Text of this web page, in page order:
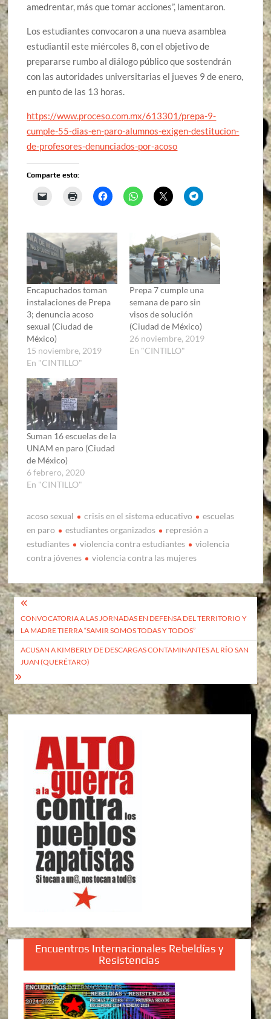
amedrentar, más que tomar acciones”, lamentaron.
Los estudiantes convocaron a una nueva asamblea
estudiantil este miércoles 8, con el objetivo de
prepararse rumbo al diálogo público que sostendrán
con las autoridades universitarias el jueves 9 de enero,
en punto de las 13 horas.
https://www.proceso.com.mx/613301/prepa-9-
cumple-55-dias-en-paro-alumnos-exigen-destitucion-
de-profesores-denunciados-por-acoso
Comparte esto:
Encapuchados toman
instalaciones de Prepa
3; denuncia acoso
sexual (Ciudad de
México)
15 noviembre, 2019
En "CINTILLO"
Prepa 7 cumple una
semana de paro sin
visos de solución
(Ciudad de México)
26 noviembre, 2019
En "CINTILLO"
Suman 16 escuelas de la
UNAM en paro (Ciudad
de México)
6 febrero, 2020
En "CINTILLO"
acoso sexual crisis en el sistema educativo
escuelas
en paro
estudiantes organizados
represión a
estudiantes
violencia contra estudiantes
violencia
contra jóvenes
violencia contra las mujeres
Navegación
de
entradas
CONVOCATORIA A LAS JORNADAS EN DEFENSA DEL TERRITORIO Y
LA MADRE TIERRA “SAMIR SOMOS TODAS Y TODOS”
ACUSAN A KIMBERLY DE DESCARGAS CONTAMINANTES AL RÍO SAN
JUAN (QUERÉTARO)
Encuentros Internacionales Rebeldías y
Resistencias